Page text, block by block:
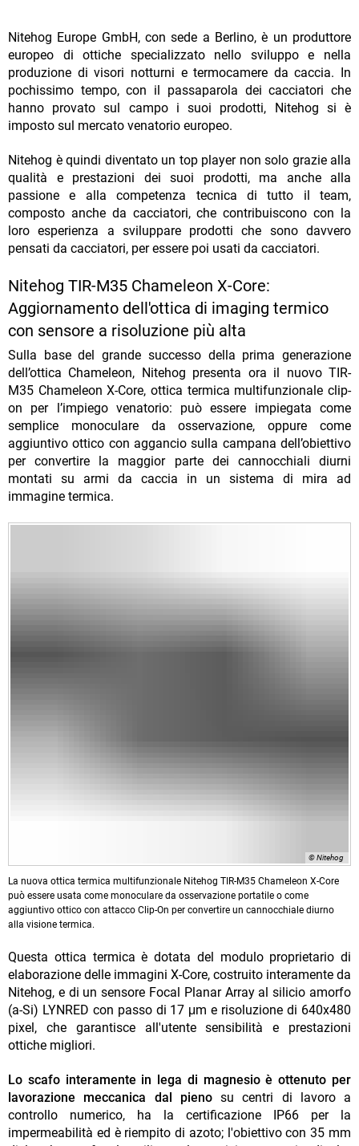
Nitehog Europe GmbH, con sede a Berlino, è un produttore
europeo di ottiche specializzato nello sviluppo e nella
produzione di visori notturni e termocamere da caccia. In
pochissimo tempo, con il passaparola dei cacciatori che
hanno provato sul campo i suoi prodotti, Nitehog si è
imposto sul mercato venatorio europeo.
Nitehog è quindi diventato un top player non solo grazie alla
qualità e prestazioni dei suoi prodotti, ma anche alla
passione e alla competenza tecnica di tutto il team,
composto anche da cacciatori, che contribuiscono con la
loro esperienza a sviluppare prodotti che sono davvero
pensati da cacciatori, per essere poi usati da cacciatori.
Nitehog TIR-M35 Chameleon X-Core:
Aggiornamento dell'ottica di imaging termico
con sensore a risoluzione più alta
Sulla base del grande successo della prima generazione
dell’ottica Chameleon, Nitehog presenta ora il nuovo TIR-
M35 Chameleon X-Core, ottica termica multifunzionale clip-
on per l’impiego venatorio: può essere impiegata come
semplice monoculare da osservazione, oppure come
aggiuntivo ottico con aggancio sulla campana dell’obiettivo
per convertire la maggior parte dei cannocchiali diurni
montati su armi da caccia in un sistema di mira ad
immagine termica.
© Nitehog
La nuova ottica termica multifunzionale Nitehog TIR-M35 Chameleon X-Core
può essere usata come monoculare da osservazione portatile o come
aggiuntivo ottico con attacco Clip-On per convertire un cannocchiale diurno
alla visione termica.
Questa ottica termica è dotata del modulo proprietario di
elaborazione delle immagini X-Core, costruito interamente da
Nitehog, e di un sensore Focal Planar Array al silicio amorfo
(a-Si) LYNRED con passo di 17 μm e risoluzione di 640x480
pixel, che garantisce all'utente sensibilità e prestazioni
ottiche migliori.
Lo scafo interamente in lega di magnesio è ottenuto per
lavorazione meccanica dal pienosu centri di lavoro a
controllo numerico, ha la certificazione IP66 per la
impermeabilità ed è riempito di azoto; l'obiettivo con 35 mm